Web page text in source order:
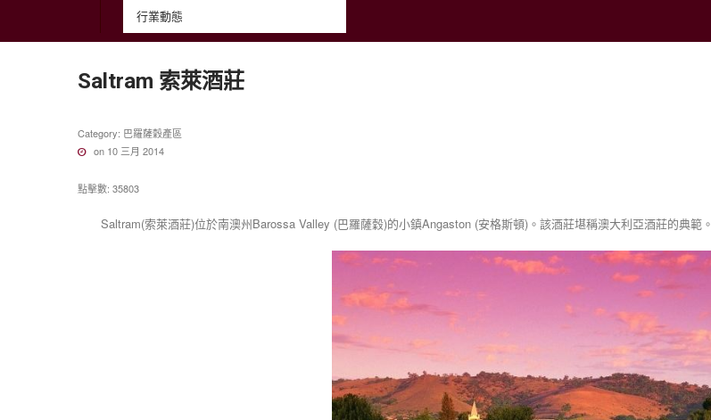
行業動態
Saltram 索萊酒莊
Category: 巴羅薩穀產區
on 10 三月 2014
點擊數: 35803
Saltram(索萊酒莊)位於南澳州Barossa Valley (巴羅薩穀)的小鎮Angaston (安格斯頓)。該酒莊堪稱澳大利亞酒莊的典範。